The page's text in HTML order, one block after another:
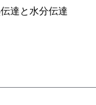
達と水分伝達